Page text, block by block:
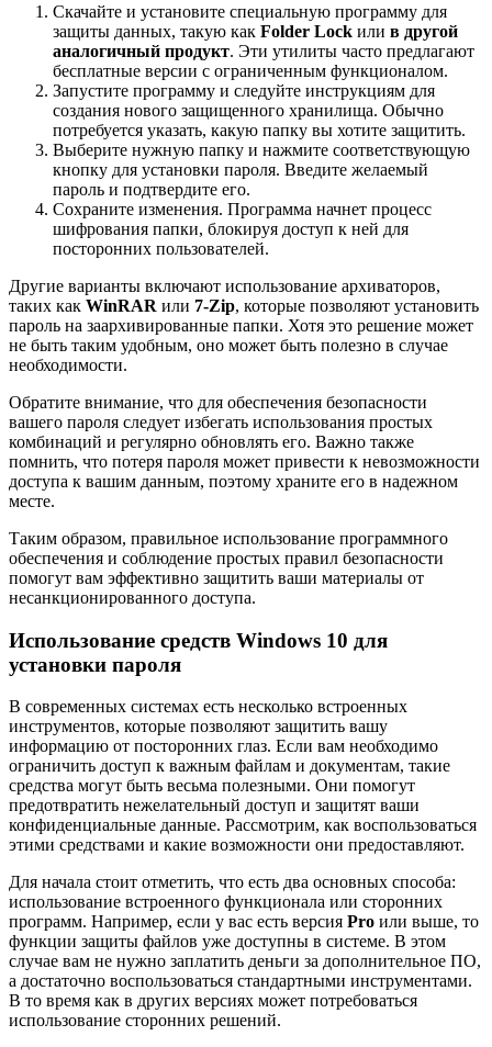
Скачайте и установите специальную программу для
защиты данных, такую как Folder Lock или в другой
аналогичный продукт. Эти утилиты часто предлагают
бесплатные версии с ограниченным функционалом.
Запустите программу и следуйте инструкциям для
создания нового защищенного хранилища. Обычно
потребуется указать, какую папку вы хотите защитить.
Выберите нужную папку и нажмите соответствующую
кнопку для установки пароля. Введите желаемый
пароль и подтвердите его.
Сохраните изменения. Программа начнет процесс
шифрования папки, блокируя доступ к ней для
посторонних пользователей.
Другие варианты включают использование архиваторов,
таких как WinRAR или 7-Zip, которые позволяют установить
пароль на заархивированные папки. Хотя это решение может
не быть таким удобным, оно может быть полезно в случае
необходимости.
Обратите внимание, что для обеспечения безопасности
вашего пароля следует избегать использования простых
комбинаций и регулярно обновлять его. Важно также
помнить, что потеря пароля может привести к невозможности
доступа к вашим данным, поэтому храните его в надежном
месте.
Таким образом, правильное использование программного
обеспечения и соблюдение простых правил безопасности
помогут вам эффективно защитить ваши материалы от
несанкционированного доступа.
Использование средств Windows 10 для
установки пароля
В современных системах есть несколько встроенных
инструментов, которые позволяют защитить вашу
информацию от посторонних глаз. Если вам необходимо
ограничить доступ к важным файлам и документам, такие
средства могут быть весьма полезными. Они помогут
предотвратить нежелательный доступ и защитят ваши
конфиденциальные данные. Рассмотрим, как воспользоваться
этими средствами и какие возможности они предоставляют.
Для начала стоит отметить, что есть два основных способа:
использование встроенного функционала или сторонних
программ. Например, если у вас есть версия Pro или выше, то
функции защиты файлов уже доступны в системе. В этом
случае вам не нужно заплатить деньги за дополнительное ПО,
а достаточно воспользоваться стандартными инструментами.
В то время как в других версиях может потребоваться
использование сторонних решений.